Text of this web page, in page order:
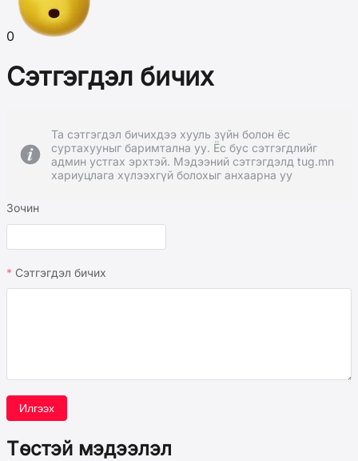
0
Сэтгэгдэл бичих
Та сэтгэгдэл бичихдээ хууль зүйн болон ёс
суртахууныг баримтална уу. Ёс бус сэтгэгдлийг
админ устгах эрхтэй. Мэдээний сэтгэгдэлд tug.mn
хариуцлага хүлээхгүй болохыг анхаарна уу
Зочин
Сэтгэгдэл бичих
Илгээх
Төстэй мэдээлэл